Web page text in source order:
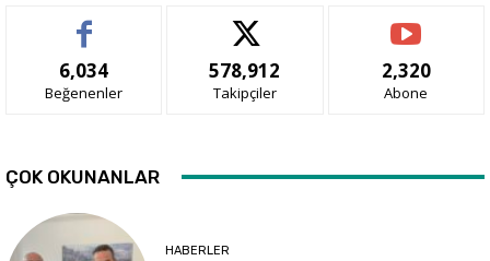
6,034
Beğenenler
578,912
Takipçiler
2,320
Abone
ÇOK OKUNANLAR
HABERLER